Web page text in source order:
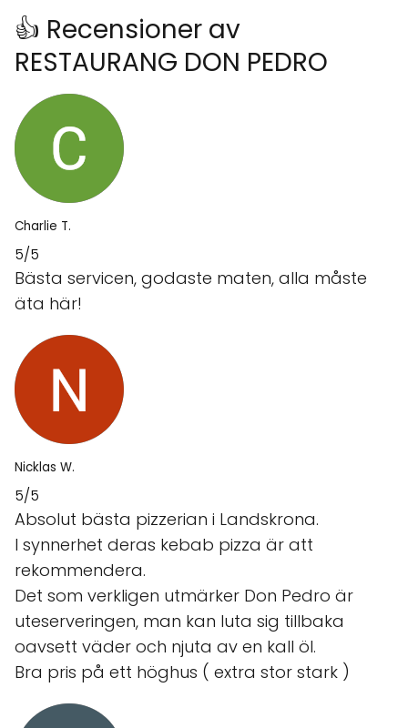
👍 Recensioner av
RESTAURANG DON PEDRO
Charlie T.
5/5
Bästa servicen, godaste maten, alla måste
äta här!
Nicklas W.
5/5
Absolut bästa pizzerian i Landskrona.
I synnerhet deras kebab pizza är att
rekommendera.
Det som verkligen utmärker Don Pedro är
uteserveringen, man kan luta sig tillbaka
oavsett väder och njuta av en kall öl.
Bra pris på ett höghus ( extra stor stark )